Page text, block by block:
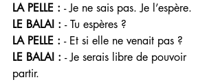
LA PELLE : - Je ne sais pas. Je l’espère.
LE BALAI : - Tu espères ?
LA PELLE : - Et si elle ne venait pas ?
LE BALAI : - Je serais libre de pouvoir
partir.